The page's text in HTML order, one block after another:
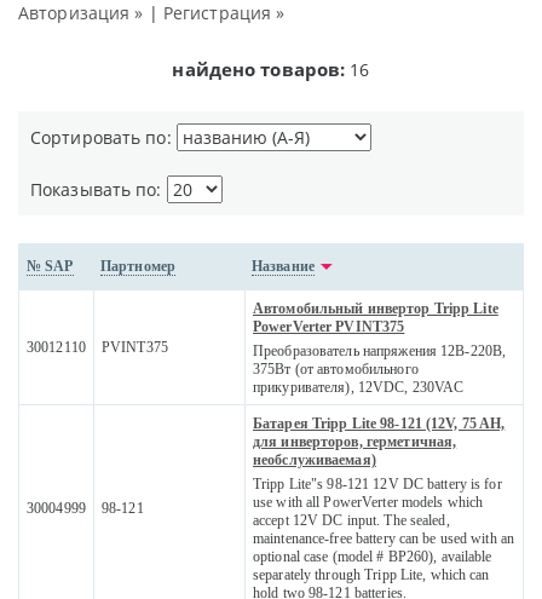
Авторизация » | Регистрация »
найдено товаров: 16
Сортировать по:
Показывать по:
№ SAP Партномер Название
30012110 PVINT375
Автомобильный инвертор Tripp Lite
PowerVerter PVINT375
Преобразователь напряжения 12В-220В,
375Вт (от автомобильного
прикуривателя), 12VDC, 230VAC
30004999 98-121
Батарея Tripp Lite 98-121 (12V, 75 AH,
для инверторов, герметичная,
необслуживаемая)
Tripp Lite"s 98-121 12V DC battery is for
use with all PowerVerter models which
accept 12V DC input. The sealed,
maintenance-free battery can be used with an
optional case (model # BP260), available
separately through Tripp Lite, which can
hold two 98-121 batteries.